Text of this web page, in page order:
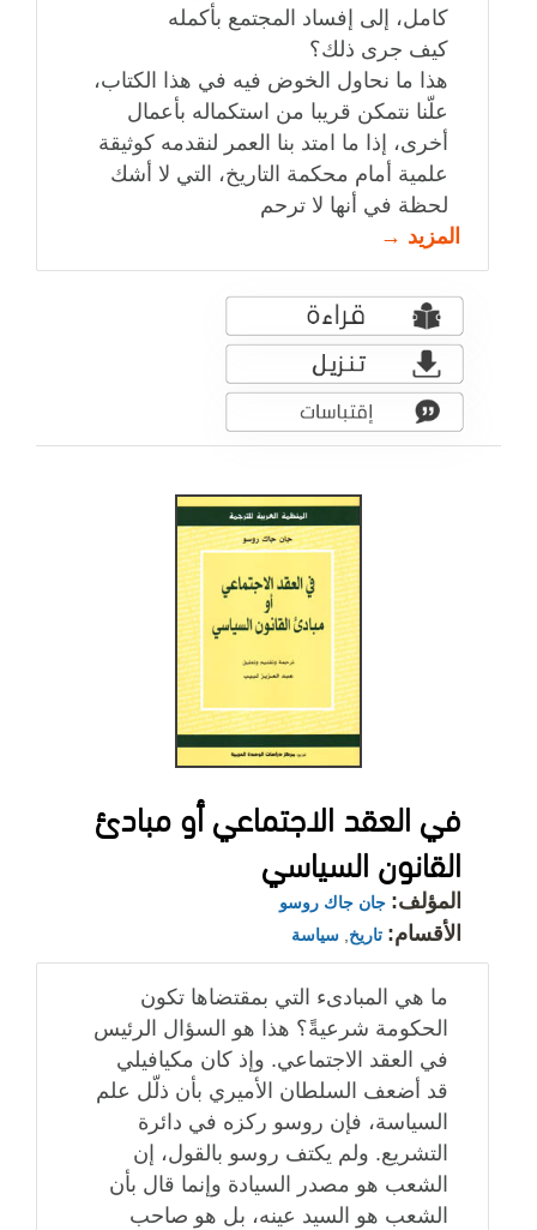
كامل، إلى إفساد المجتمع بأكمله
كيف جرى ذلك؟
هذا ما نحاول الخوض فيه في هذا الكتاب،
علّنا نتمكن قريبا من استكماله بأعمال
أخرى، إذا ما امتد بنا العمر لنقدمه كوثيقة
علمية أمام محكمة التاريخ، التي لا أشك
لحظة في أنها لا ترحم
المزيد →
في العقد الاجتماعي أو مبادئ
القانون السياسي
المؤلف: جان جاك روسو
الأقسام: تاريخ, سياسة
ما هي المبادىء التي بمقتضاها تكون
الحكومة شرعيةً؟ هذا هو السؤال الرئيس
في العقد الاجتماعي. وإذ كان مكيافيلي
قد أضعف السلطان الأميري بأن ذلّل علم
السياسة، فإن روسو ركزه في دائرة
التشريع. ولم يكتف روسو بالقول، إن
الشعب هو مصدر السيادة وإنما قال بأن
الشعب هو السيد عينه، بل هو صاحب